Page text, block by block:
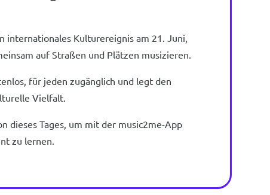
internationales Kulturereignis am 21. Juni,
auf Straßen und Plätzen musizieren.
für jeden zugänglich und legt den
Vielfalt.
dieses Tages, um mit der music2me-App
zu lernen.